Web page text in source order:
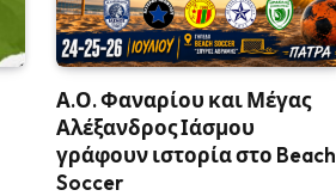
Α.Ο. Φαναρίου και Μέγας
Αλέξανδρος Ιάσμου
γράφουν ιστορία στο Beach
Soccer